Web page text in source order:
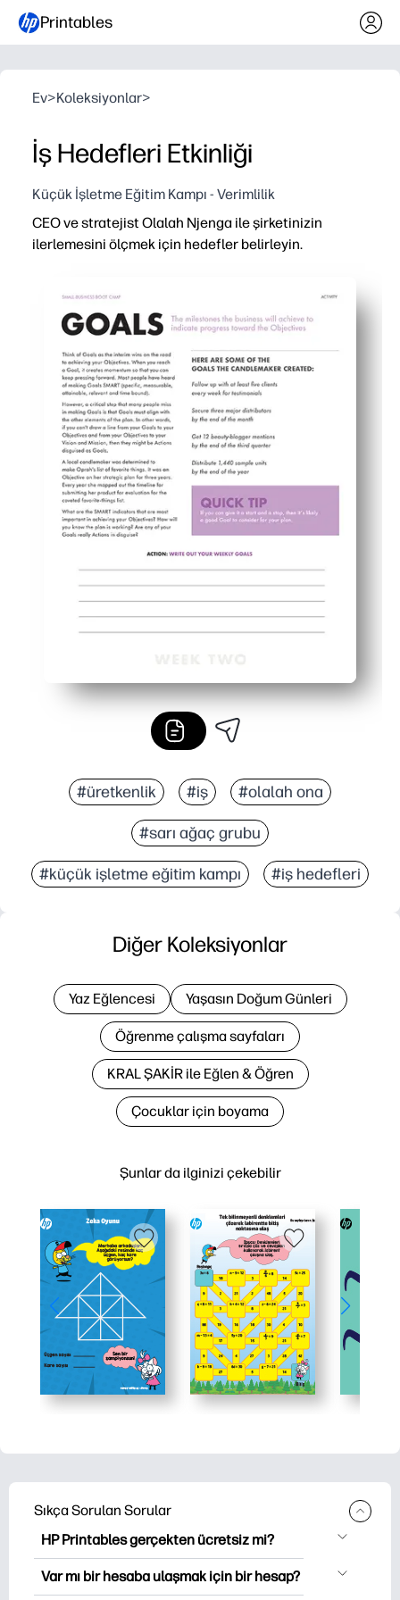
Printables
Ev>Koleksiyonlar>
İş Hedefleri Etkinliği
Küçük İşletme Eğitim Kampı - Verimlilik
CEO ve stratejist Olalah Njenga ile şirketinizin
ilerlemesini ölçmek için hedefler belirleyin.
#üretkenlik #iş #olalah ona
#sarı ağaç grubu
#küçük işletme eğitim kampı #iş hedefleri
Şunlar da ilginizi çekebilir
Diğer Koleksiyonlar
Yaz Eğlencesi Yaşasın Doğum Günleri
Öğrenme çalışma sayfaları
KRAL ŞAKİR ile Eğlen & Öğren
Çocuklar için boyama
Sıkça Sorulan Sorular
HP Printables gerçekten ücretsiz mi?
HP Printables, indirme ve indirme için
2,500'den fazla ücretsiz yazılabilir ürün
Var mı bir hesaba ulaşmak için bir hesap?